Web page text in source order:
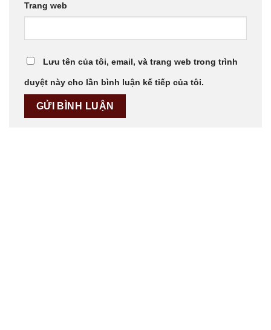
Trang web
Lưu tên của tôi, email, và trang web trong trình
duyệt này cho lần bình luận kế tiếp của tôi.